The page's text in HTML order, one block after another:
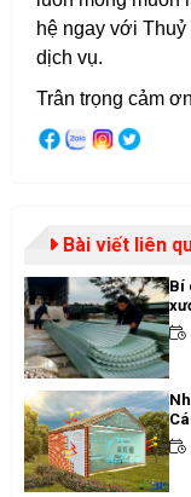
hệ ngay với
dịch vụ.
Trân trọng cảm
Bài viết liên
Bí